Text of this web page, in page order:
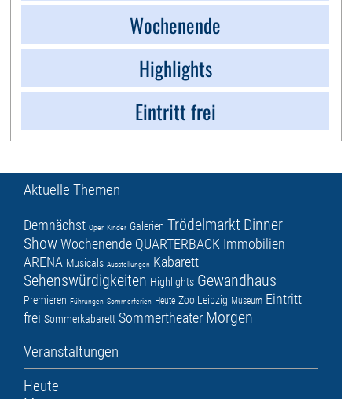
Wochenende
Highlights
Eintritt frei
Aktuelle Themen
Demnächst Oper Kinder Galerien Trödelmarkt Dinner-
ShowWochenende QUARTERBACK Immobilien
ARENA Musicals Ausstellungen Kabarett
Sehenswürdigkeiten Highlights Gewandhaus
Premieren Führungen Sommerferien Heute Zoo Leipzig Museum Eintritt
frei Sommerkabarett Sommertheater Morgen
Veranstaltungen
Heute